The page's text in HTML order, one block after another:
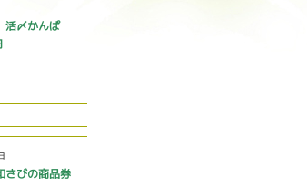
〆かんぱ
さびの商品券